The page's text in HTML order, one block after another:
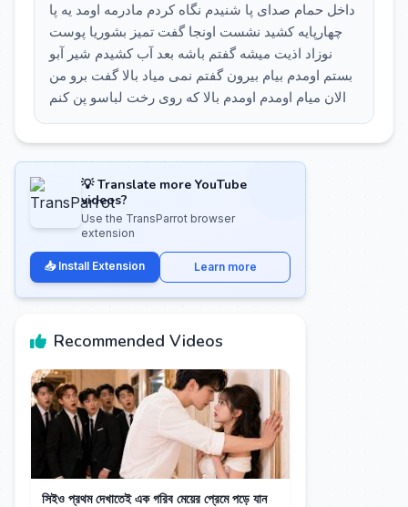
داخل حمام صدای پا شنیدم نگاه کردم مادرمه اومد یه پا
چهارپایه کشید نشست اونجا گفت تمیز بشوریا پوست
نوزاد اذیت میشه گفتم باشه بعد آب کشیدم شیر آبو
بستم اومدم بیام بیرون گفتم نمی میاد بالا گفت برو من
الان میام اومدم اومدم بالا که روی رخت لباسو پن کنم
💡 Translate more YouTube
videos?
Use the TransParrot browser
extension
📥 Install Extension Learn more
Recommended Videos
সিইও প্রথম দেখাতেই এক গরিব মেয়ের প্রেমে পড়ে যান